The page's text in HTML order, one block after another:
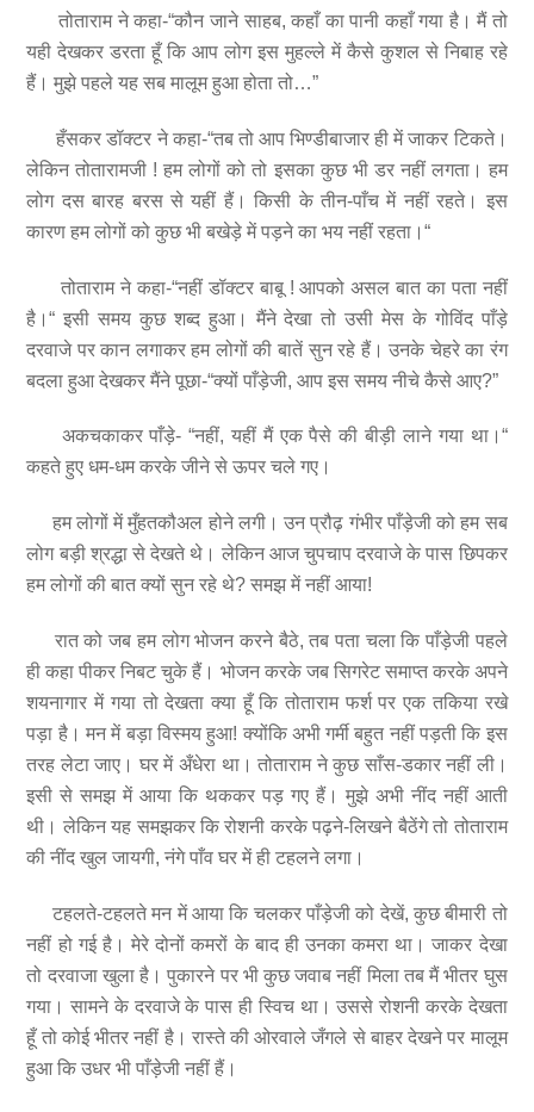
तोताराम ने कहा-“कौन जाने साहब, कहाँ का पानी कहाँ गया है। मैं तो
यही देखकर डरता हूँ कि आप लोग इस मुहल्ले में कैसे कुशल से निबाह रहे
हैं। मुझे पहले यह सब मालूम हुआ होता तो…”
हँसकर डॉक्टर ने कहा-“तब तो आप भिण्डीबाजार ही में जाकर टिकते।
लेकिन तोतारामजी ! हम लोगों को तो इसका कुछ भी डर नहीं लगता। हम
लोग दस बारह बरस से यहीं हैं। किसी के तीन-पाँच में नहीं रहते। इस
कारण हम लोगों को कुछ भी बखेड़े में पड़ने का भय नहीं रहता।“
तोताराम ने कहा-“नहीं डॉक्टर बाबू ! आपको असल बात का पता नहीं
है।“ इसी समय कुछ शब्द हुआ। मैंने देखा तो उसी मेस के गोविंद पाँड़े
दरवाजे पर कान लगाकर हम लोगों की बातें सुन रहे हैं। उनके चेहरे का रंग
बदला हुआ देखकर मैंने पूछा-“क्यों पाँड़ेजी, आप इस समय नीचे कैसे आए?”
अकचकाकर पाँड़े- “नहीं, यहीं मैं एक पैसे की बीड़ी लाने गया था।“
कहते हुए धम-धम करके जीने से ऊपर चले गए।
हम लोगों में मुँहतकौअल होने लगी। उन प्रौढ़ गंभीर पाँड़ेजी को हम सब
लोग बड़ी श्रद्धा से देखते थे। लेकिन आज चुपचाप दरवाजे के पास छिपकर
हम लोगों की बात क्यों सुन रहे थे? समझ में नहीं आया!
रात को जब हम लोग भोजन करने बैठे, तब पता चला कि पाँड़ेजी पहले
ही कहा पीकर निबट चुके हैं। भोजन करके जब सिगरेट समाप्त करके अपने
शयनागार में गया तो देखता क्या हूँ कि तोताराम फर्श पर एक तकिया रखे
पड़ा है। मन में बड़ा विस्मय हुआ! क्योंकि अभी गर्मी बहुत नहीं पड़ती कि इस
तरह लेटा जाए। घर में अँधेरा था। तोताराम ने कुछ साँस-डकार नहीं ली।
इसी से समझ में आया कि थककर पड़ गए हैं। मुझे अभी नींद नहीं आती
थी। लेकिन यह समझकर कि रोशनी करके पढ़ने-लिखने बैठेंगे तो तोताराम
की नींद खुल जायगी, नंगे पाँव घर में ही टहलने लगा।
टहलते-टहलते मन में आया कि चलकर पाँड़ेजी को देखें, कुछ बीमारी तो
नहीं हो गई है। मेरे दोनों कमरों के बाद ही उनका कमरा था। जाकर देखा
तो दरवाजा खुला है। पुकारने पर भी कुछ जवाब नहीं मिला तब मैं भीतर घुस
गया। सामने के दरवाजे के पास ही स्विच था। उससे रोशनी करके देखता
हूँ तो कोई भीतर नहीं है। रास्ते की ओरवाले जँगले से बाहर देखने पर मालूम
हुआ कि उधर भी पाँड़ेजी नहीं हैं।